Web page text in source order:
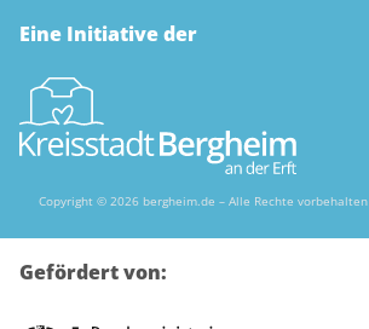
Eine Initiative der
Copyright © 2026 bergheim.de – Alle Rechte vorbehalten
Gefördert von: